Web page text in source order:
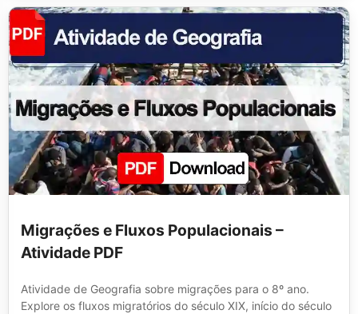
Migrações e Fluxos Populacionais –
Atividade PDF
Atividade de Geografia sobre migrações para o 8º ano.
Explore os fluxos migratórios do século XIX, início do século